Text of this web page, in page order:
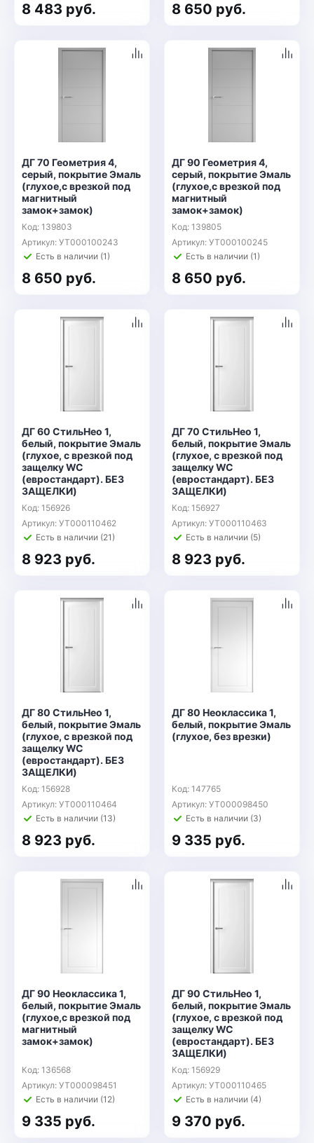
8 483 руб. 8 650 руб.
ДГ 70 Геометрия 4,
серый, покрытие Эмаль
(глухое,с врезкой под
магнитный
замок+замок)
Код: 139803
Артикул: УТ000100243
Есть в наличии (1)
8 650 руб.
ДГ 90 Геометрия 4,
серый, покрытие Эмаль
(глухое,с врезкой под
магнитный
замок+замок)
Код: 139805
Артикул: УТ000100245
Есть в наличии (1)
8 650 руб.
ДГ 60 СтильНео 1,
белый, покрытие Эмаль
(глухое, с врезкой под
защелку WC
(евростандарт). БЕЗ
ЗАЩЕЛКИ)
Код: 156926
Артикул: УТ000110462
Есть в наличии (21)
8 923 руб.
ДГ 70 СтильНео 1,
белый, покрытие Эмаль
(глухое, с врезкой под
защелку WC
(евростандарт). БЕЗ
ЗАЩЕЛКИ)
Код: 156927
Артикул: УТ000110463
Есть в наличии (5)
8 923 руб.
ДГ 80 СтильНео 1,
белый, покрытие Эмаль
(глухое, с врезкой под
защелку WC
(евростандарт). БЕЗ
ЗАЩЕЛКИ)
Код: 156928
Артикул: УТ000110464
Есть в наличии (13)
8 923 руб.
ДГ 80 Неоклассика 1,
белый, покрытие Эмаль
(глухое, без врезки)
Код: 147765
Артикул: УТ000098450
Есть в наличии (3)
9 335 руб.
ДГ 90 Неоклассика 1,
белый, покрытие Эмаль
(глухое,с врезкой под
магнитный
замок+замок)
Код: 136568
Артикул: УТ000098451
Есть в наличии (12)
9 335 руб.
ДГ 90 СтильНео 1,
белый, покрытие Эмаль
(глухое, с врезкой под
защелку WC
(евростандарт). БЕЗ
ЗАЩЕЛКИ)
Код: 156929
Артикул: УТ000110465
Есть в наличии (4)
9 370 руб.